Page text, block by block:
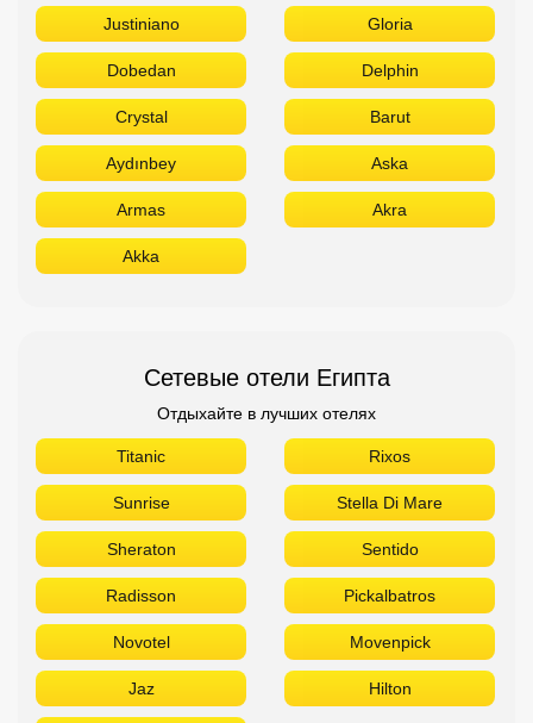
Justiniano Gloria
Dobedan Delphin
Crystal Barut
Aydınbey Aska
Armas Akra
Akka
Сетевые отели Египта
Отдыхайте в лучших отелях
Titanic Rixos
Sunrise Stella Di Mare
Sheraton Sentido
Radisson Pickalbatros
Novotel Movenpick
Jaz Hilton